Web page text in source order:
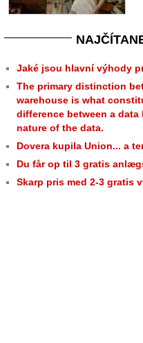
Jaké jsou hlavní výhody
The primary distinction
warehouse is what
difference between a
nature of the data.
Dovera kupila Union... a
Du får op til 3 gratis
Skarp pris med 2-3 gratis